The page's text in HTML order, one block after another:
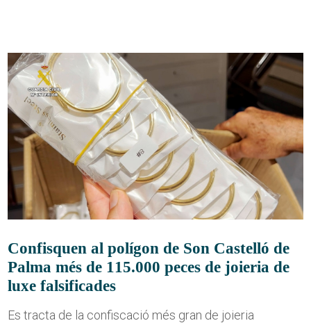
Confisquen al polígon de Son Castelló de
Palma més de 115.000 peces de joieria de
luxe falsificades
Es tracta de la confiscació més gran de joieria